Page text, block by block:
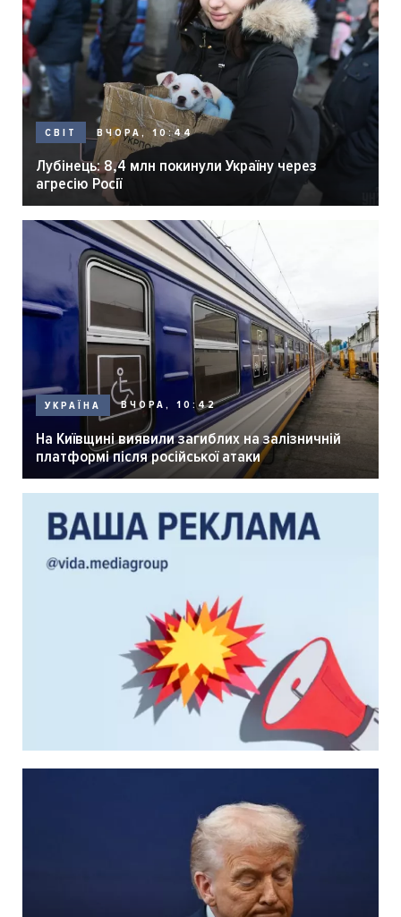
СВІТ ВЧОРА, 10:44
Лубінець: 8,4 млн покинули Україну через
агресію Росії
УКРАЇНА ВЧОРА, 10:42
На Київщині виявили загиблих на залізничній
платформі після російської атаки